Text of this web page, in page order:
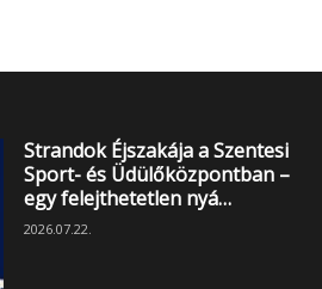
Strandok Éjszakája a Szentesi
Sport- és Üdülőközpontban –
egy felejthetetlen nyá…
2026.07.22.